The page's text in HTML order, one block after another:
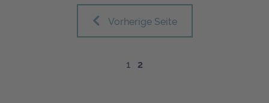
Vorherige Seite
1 2